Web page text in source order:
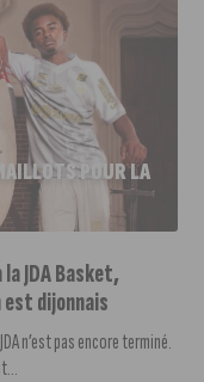
POUR LA
JDA Basket,
est dijonnais
n’est pas encore terminé.